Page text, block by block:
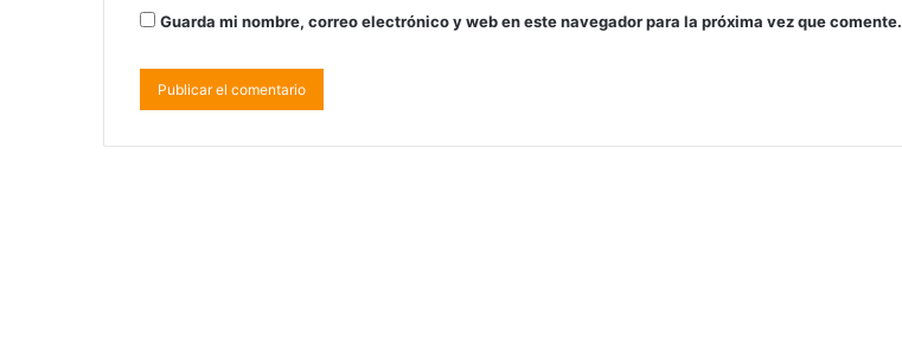
Guarda mi nombre, correo electrónico y web en este navegador para la próxima vez que comente.